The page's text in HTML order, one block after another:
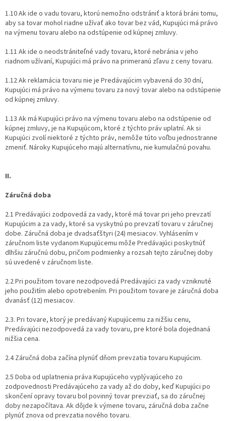
1.10 Ak ide o vadu tovaru, ktorú nemožno odstrániť a ktorá bráni tomu,
aby sa tovar mohol riadne užívať ako tovar bez vád, Kupujúci má právo
na výmenu tovaru alebo na odstúpenie od kúpnej zmluvy.
1.11 Ak ide o neodstrániteľné vady tovaru, ktoré nebránia v jeho
riadnom užívaní, Kupujúci má právo na primeranú zľavu z ceny tovaru.
1.12 Ak reklamácia tovaru nie je Predávajúcim vybavená do 30 dní,
Kupujúci má právo na výmenu tovaru za nový tovar alebo na odstúpenie
od kúpnej zmluvy.
1.13 Ak má Kupujúci právo na výmenu tovaru alebo na odstúpenie od
kúpnej zmluvy, je na Kupujúcom, ktoré z týchto práv uplatní. Ak si
Kupujúci zvolí niektoré z týchto práv, nemôže túto voľbu jednostranne
zmeniť. Nároky Kupujúceho majú alternatívnu, nie kumulačnú povahu.
II.
Záručná doba
2.1 Predávajúci zodpovedá za vady, ktoré má tovar pri jeho prevzatí
Kupujúcim a za vady, ktoré sa vyskytnú po prevzatí tovaru v záručnej
dobe. Záručná doba je dvadsaťštyri (24) mesiacov. Vyhlásením v
záručnom liste vydanom Kupujúcemu môže Predávajúci poskytnúť
dlhšiu záručnú dobu, pričom podmienky a rozsah tejto záručnej doby
sú uvedené v záručnom liste.
2.2 Pri použitom tovare nezodpovedá Predávajúci za vady vzniknuté
jeho použitím alebo opotrebením. Pri použitom tovare je záručná doba
dvanásť (12) mesiacov.
2.3. Pri tovare, ktorý je predávaný Kupujúcemu za nižšiu cenu,
Predávajúci nezodpovedá za vady tovaru, pre ktoré bola dojednaná
nižšia cena.
2.4 Záručná doba začína plynúť dňom prevzatia tovaru Kupujúcim.
2.5 Doba od uplatnenia práva Kupujúceho vyplývajúceho zo
zodpovednosti Predávajúceho za vady až do doby, keď Kupujúci po
skončení opravy tovaru bol povinný tovar prevziať, sa do záručnej
doby nezapočítava. Ak dôjde k výmene tovaru, záručná doba začne
plynúť znova od prevzatia nového tovaru.